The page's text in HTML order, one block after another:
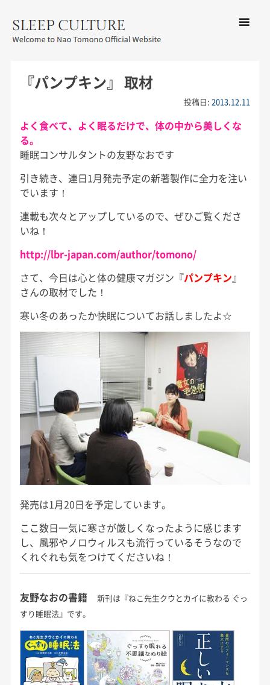
CULTURE
ー
ツへ移動
『パンプキン』 取材
投稿日:2013.12.11
よく食べて、よく眠るだけで、体の中から美しくな
る。
睡眠コンサルタントの友野なおです
引き続き、連日1月発売予定の新著製作に全力を注い
でいます！
連載も次々とアップしているので、ぜひご覧くださ
いね！
http://lbr-japan.com/author/tomono/
さて、今日は心と体の健康マガジン『パンプキン』
さんの取材でした！
寒い冬のあったか快眠についてお話しましたよ☆
発売は1月20日を予定しています。
ここ数日一気に寒さが厳しくなったように感じます
し、風邪やノロウィルスも流行っているそうなので
くれぐれも気をつけてくださいね！
友野なおの書籍
新刊は『ねこ先生クウとカイに教わる ぐっ
すり睡眠法』です。